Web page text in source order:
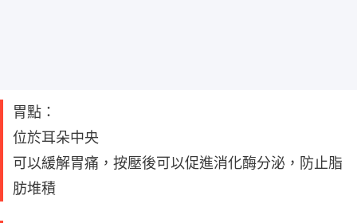
胃點：
位於耳朵中央
可以緩解胃痛，按壓後可以促進消化酶分泌，防止脂
肪堆積